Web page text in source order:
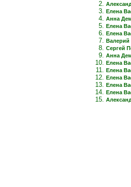
Елена
Анна
Елена
Елена
Валерий
Сергей
Анна
Елена
Елена
Елена
Елена
Елена